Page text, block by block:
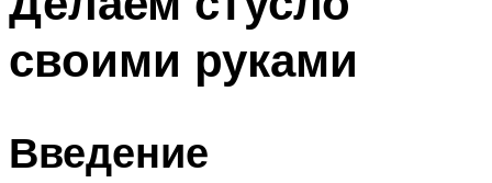
своими руками
Введение